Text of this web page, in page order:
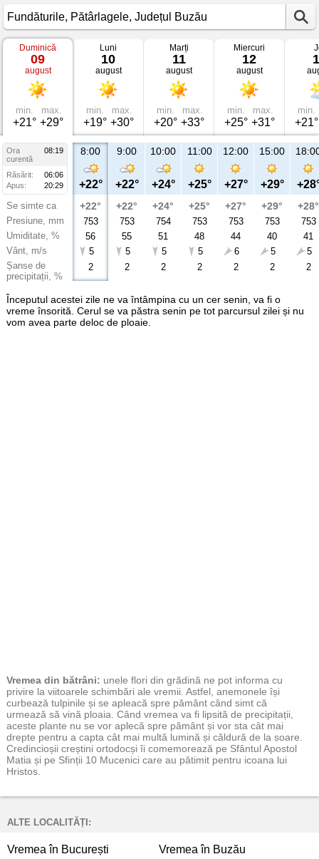
Vremea
Fundăturile
Pătârlagele,
Județul
Buzău
Duminică
09
august
min.
+21°
max.
+29°
Luni
10
august
min.
+19°
max.
+30°
Marți
11
august
min.
+20°
max.
+33°
Miercuri
12
august
min.
+25°
max.
+31°
min.
+21°
Ora
08:19
curentă
Răsărit:
06:06
Apus:
20:29
Se simte ca
Presiune, mm
Umiditate, %
Vânt, m/s
Șanse de
precipitații, %
8:00
+22°
+22°
753
56
5
2
9:00
+22°
+22°
753
55
5
2
10:00
+24°
+24°
754
51
5
2
11:00
+25°
+25°
753
48
5
2
12:00
+27°
+27°
753
44
6
2
15:00
+29°
+29°
753
40
5
2
+28°
753
41
5
2
Începutul acestei zile ne va întâmpina cu un cer senin, va fi o
vreme însorită. Cerul se va păstra senin pe tot parcursul zilei și nu
vom avea parte deloc de ploaie.
Vremea din bătrâni: unele flori din grădină ne pot informa cu
privire la viitoarele schimbări ale vremii. Astfel, anemonele își
curbează tulpinile și se apleacă spre pământ când simt că
urmează să vină ploaia. Când vremea va fi lipsită de precipitații,
aceste plante nu se vor aplecă spre pământ și vor sta cât mai
drepte pentru a capta cât mai multă lumină și căldură de la soare.
Credincioșii creștini ortodocși îi comemorează pe Sfântul Apostol
Matia și pe Sfinții 10 Mucenici care au pătimit pentru icoana lui
Hristos.
ALTE LOCALITĂȚI:
Vremea în București Vremea în Buzău